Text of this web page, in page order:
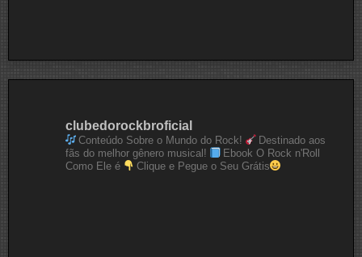
clubedorockbroficial
Conteúdo Sobre o Mundo do Rock!
Destinado aos
fãs do melhor gênero musical!
Ebook O Rock n'Roll
Como Ele é
Clique e Pegue o Seu Grátis